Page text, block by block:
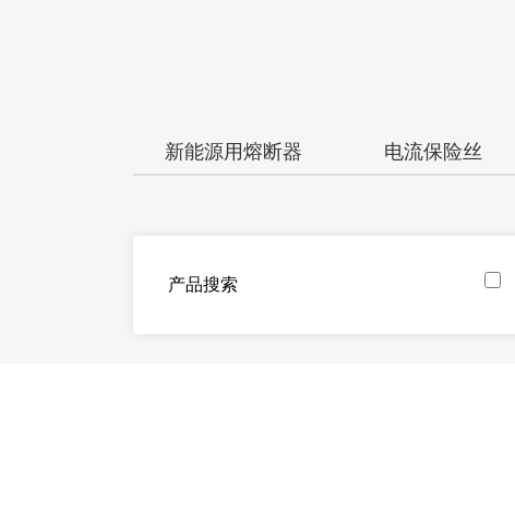
新能源用熔断器 电流保险丝
产品搜索